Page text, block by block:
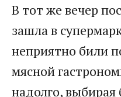
В тот же вечер
зашла в
неприятно били
мясной
надолго,